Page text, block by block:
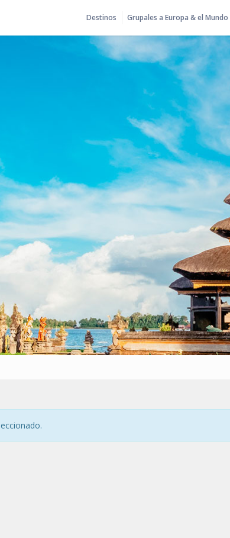
Destinos Grupales a Europa & el Mundo